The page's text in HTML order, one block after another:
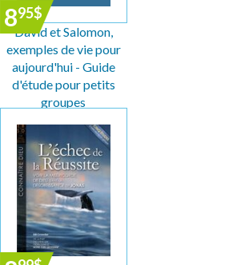
895$
David et Salomon,
exemples de vie pour
aujourd'hui - Guide
d'étude pour petits
groupes